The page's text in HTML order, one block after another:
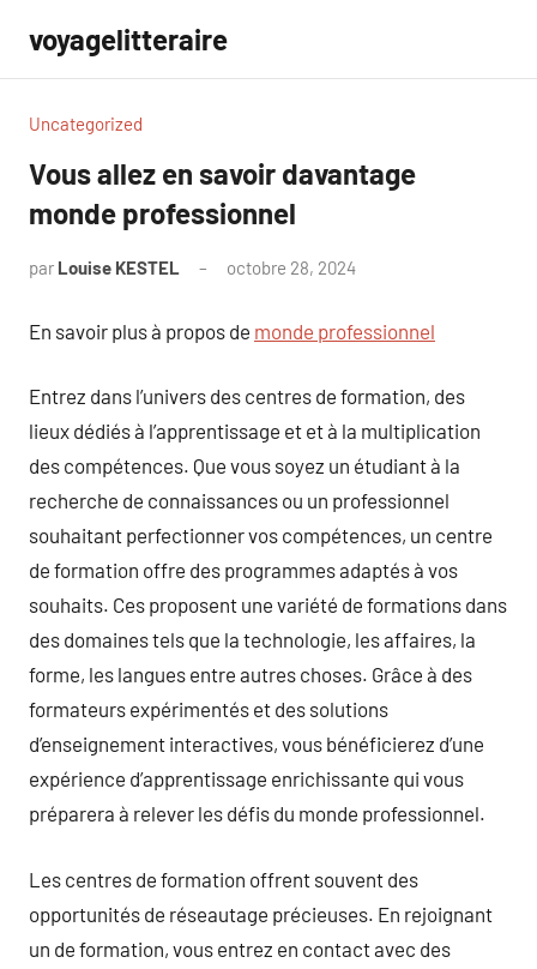
contenu
voyagelitteraire
Uncategorized
Vous allez en savoir davantage
monde professionnel
par Louise KESTEL octobre 28, 2024
En savoir plus à propos de monde professionnel
Entrez dans l’univers des centres de formation, des
lieux dédiés à l’apprentissage et et à la multiplication
des compétences. Que vous soyez un étudiant à la
recherche de connaissances ou un professionnel
souhaitant perfectionner vos compétences, un centre
de formation offre des programmes adaptés à vos
souhaits. Ces proposent une variété de formations dans
des domaines tels que la technologie, les affaires, la
forme, les langues entre autres choses. Grâce à des
formateurs expérimentés et des solutions
d’enseignement interactives, vous bénéficierez d’une
expérience d’apprentissage enrichissante qui vous
préparera à relever les défis du monde professionnel.
Les centres de formation offrent souvent des
opportunités de réseautage précieuses. En rejoignant
un de formation, vous entrez en contact avec des